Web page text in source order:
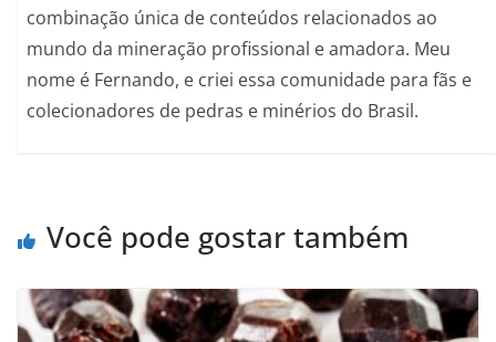
combinação única de conteúdos relacionados ao
mundo da mineração profissional e amadora. Meu
nome é Fernando, e criei essa comunidade para fãs e
colecionadores de pedras e minérios do Brasil.
Você pode gostar também